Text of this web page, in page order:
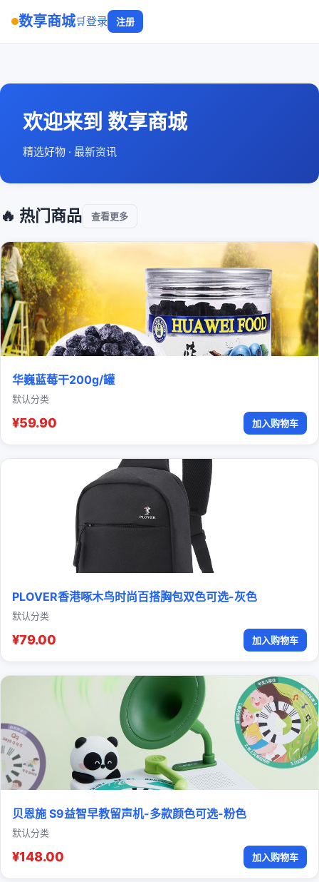
数享商城🛒登录 注册
欢迎来到 数享商城
精选好物 · 最新资讯
🔥 热门商品 查看更多
华巍蓝莓干200g/罐
默认分类
¥59.90 加入购物车
PLOVER香港啄木鸟时尚百搭胸包双色可选-灰色
默认分类
¥79.00 加入购物车
贝恩施 S9益智早教留声机-多款颜色可选-粉色
默认分类
¥148.00 加入购物车